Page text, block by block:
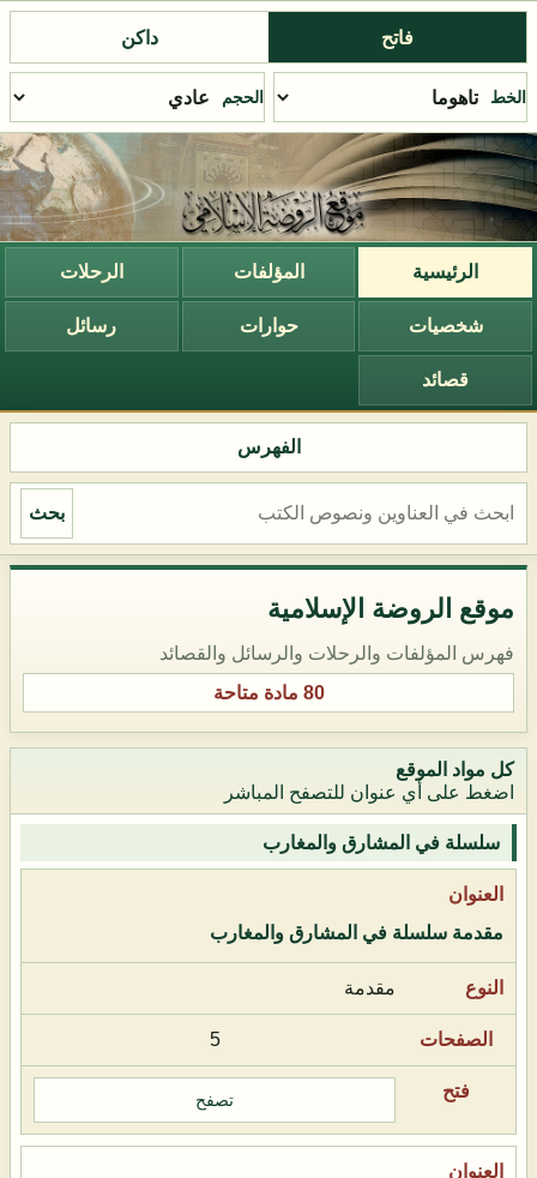
فاتح داكن
الخط الحجم
الرئيسية المؤلفات الرحلات
شخصيات حوارات رسائل
قصائد
الفهرس
بحث
موقع الروضة الإسلامية
فهرس المؤلفات والرحلات والرسائل والقصائد
80 مادة متاحة
كل مواد الموقع
اضغط على أي عنوان للتصفح المباشر
سلسلة في المشارق والمغارب
مقدمة سلسلة في المشارق والمغارب
مقدمة
5
تصفح